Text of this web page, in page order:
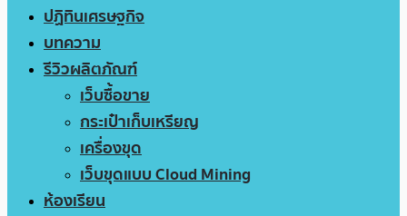
ปฏิทินเศรษฐกิจ
บทความ
รีวิวผลิตภัณฑ์
เว็บซื้อขาย
กระเป๋าเก็บเหรียญ
เครื่องขุด
เว็บขุดแบบ Cloud Mining
ห้องเรียน